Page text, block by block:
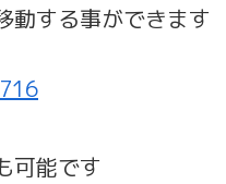
動する事ができます
可能です